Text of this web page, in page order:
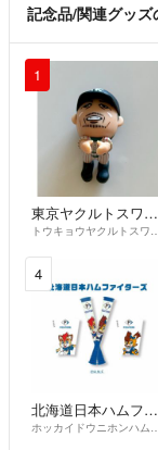
記念品/関連グッ
1
東京ヤクルトスワローズ
4
北海道日本ハムファイターズ
ホッカイドウニホ